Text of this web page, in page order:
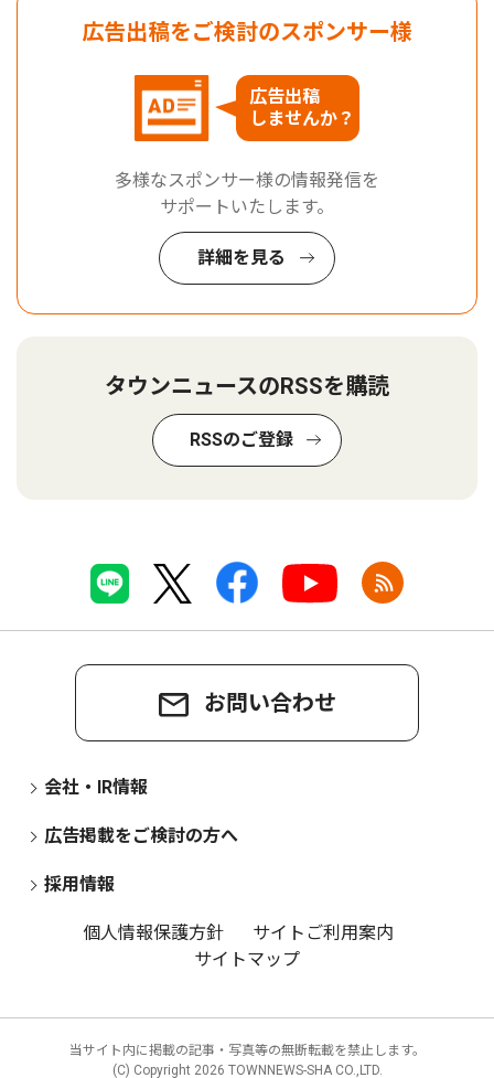
広告出稿をご検討のスポンサー様
広告出稿
しませんか？
多様なスポンサー様の情報発信を
サポートいたします。
詳細を見る
タウンニュースのRSSを購読
RSSのご登録
お問い合わせ
会社・IR情報
広告掲載をご検討の方へ
採用情報
個人情報保護方針
サイトご利用案内
サイトマップ
当サイト内に掲載の記事・写真等の無断転載を禁止します。
(C) Copyright 2026 TOWNNEWS-SHA CO.,LTD.